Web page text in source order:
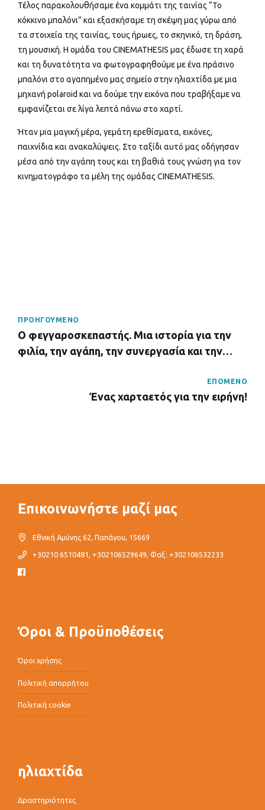
Τέλος παρακολουθήσαμε ένα κομμάτι της ταινίας “Το
κόκκινο μπαλόνι” και εξασκήσαμε τη σκέψη μας γύρω από
τα στοιχεία της ταινίας, τους ήρωες, το σκηνικό, τη δράση,
τη μουσική. Η ομάδα του CINEMATHESIS μας έδωσε τη χαρά
και τη δυνατότητα να φωτογραφηθούμε με ένα πράσινο
μπαλόνι στο αγαπημένο μας σημείο στην ηλιαχτίδα με μια
μηχανή polaroid και να δούμε την εικόνα που τραβήξαμε να
εμφανίζεται σε λίγα λεπτά πάνω στο χαρτί.
Ήταν μια μαγική μέρα, γεμάτη ερεθίσματα, εικόνες,
παιχνίδια και ανακαλύψεις. Στο ταξίδι αυτό μας οδήγησαν
μέσα από την αγάπη τους και τη βαθιά τους γνώση για τον
κινηματογράφο τα μέλη της ομάδας CINEMATHESIS.
ΠΡΟΗΓΟΥΜΕΝΟ
Ο φεγγαροσκεπαστής. Μια ιστορία για την
φιλία, την αγάπη, την συνεργασία και την
ΕΠΟΜΕΝΟ
Ένας χαρταετός για την ειρήνη!
Επικοινωνήστε μαζί μας
Εθνική Αμύνης 62, Παπάγου, 15669
+30210 6510481, +302106529649, Φαξ: +302106532233
Όροι & Προϋποθέσεις
Όροι χρήσης
Πολιτική απορρήτου
Πολιτική cookie
ηλιαχτίδα
Δραστηριότητες